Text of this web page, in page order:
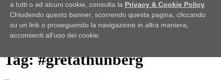
Home
Lo Scaffale
Notizie
Ufficio Stampa
Tag:#gretathunberg
a tutti o ad alcuni cookie, consulta la Privacy & Cookie Policy
Chiudendo questo banner, scorrendo questa pagina, cliccando
su un link o proseguendo la navigazione in altra maniera,
acconsenti all’uso dei cookie.